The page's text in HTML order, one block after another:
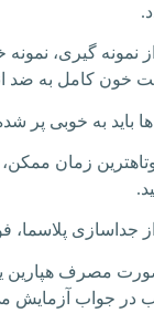
نمونه گیری،
کامل به ضد انعقاد ۹ به ۱
ها باید به خوبی پر
زمان ممکن،
جداسازی پلاسما،
مصرف هپارین یا
در جواب آزمایش